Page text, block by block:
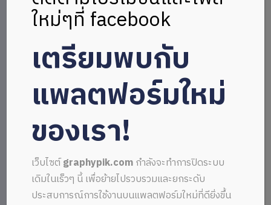
ใหม่ๆที่ facebook
เตรียมพบกับ
แพลตฟอร์มใหม่
ของเรา!
เว็บไซต์graphypik.comกำลังจะทำการปิดระบบ
เดิมในเร็วๆ นี้ เพื่อย้ายไปรวบรวมและยกระดับ
ประสบการณ์การใช้งานบนแพลตฟอร์มใหม่ที่ดียิ่งขึ้น